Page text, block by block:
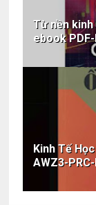
Từ nền
ebook
Kinh Tế
AWZ3-